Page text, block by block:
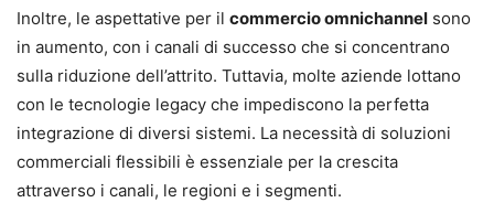
Inoltre, le aspettative per il commercio omnichannel sono
in aumento, con i canali di successo che si concentrano
sulla riduzione dell’attrito. Tuttavia, molte aziende lottano
con le tecnologie legacy che impediscono la perfetta
integrazione di diversi sistemi. La necessità di soluzioni
commerciali flessibili è essenziale per la crescita
attraverso i canali, le regioni e i segmenti.